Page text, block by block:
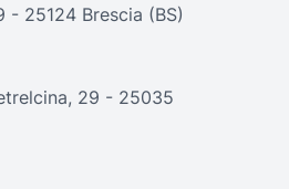
- 25124 Brescia (BS)
29 - 25035